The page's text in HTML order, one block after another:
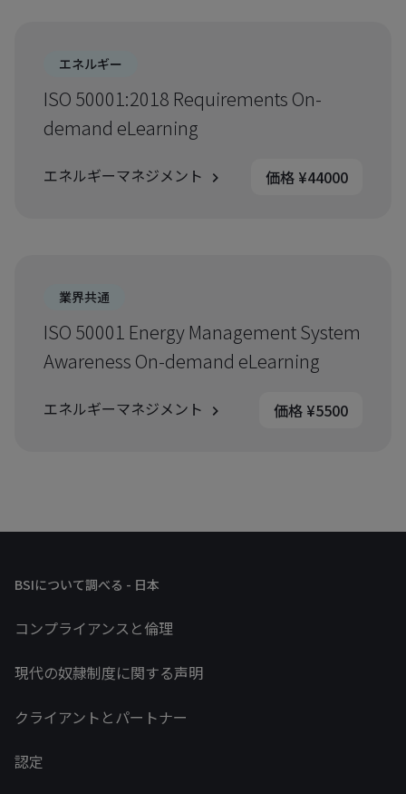
エネルギー
ISO 50001:2018 Requirements On-
demand eLearning
エネルギーマネジメント 価格 ¥44000
業界共通
ISO 50001 Energy Management System
Awareness On-demand eLearning
エネルギーマネジメント 価格 ¥5500
BSIについて調べる - 日本
コンプライアンスと倫理
現代の奴隷制度に関する声明
クライアントとパートナー
認定